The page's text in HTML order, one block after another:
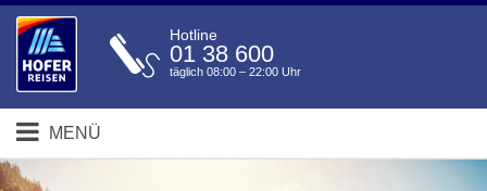
Hotline
01 38 600
täglich 08:00 – 22:00 Uhr
MENÜ